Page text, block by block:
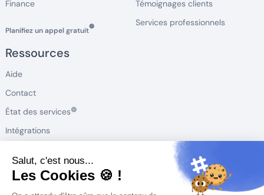
Finance
Planifiez un appel gratuit🔵
Témoignages clients
Services professionnels
Ressources
Aide
Contact
État des services🟢
Intégrations